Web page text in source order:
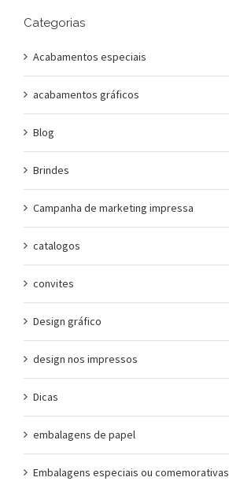
Categorias
Acabamentos especiais
acabamentos gráficos
Blog
Brindes
Campanha de marketing impressa
catalogos
convites
Design gráfico
design nos impressos
Dicas
embalagens de papel
Embalagens especiais ou comemorativas